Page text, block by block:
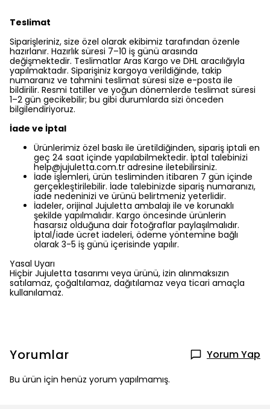
Teslimat
Siparişleriniz, size özel olarak ekibimiz tarafından özenle
hazırlanır. Hazırlık süresi 7–10 iş günü arasında
değişmektedir. Teslimatlar Aras Kargo ve DHL aracılığıyla
yapılmaktadır. Siparişiniz kargoya verildiğinde, takip
numaranız ve tahmini teslimat süresi size e-posta ile
bildirilir. Resmi tatiller ve yoğun dönemlerde teslimat süresi
1–2 gün gecikebilir; bu gibi durumlarda sizi önceden
bilgilendiriyoruz.
İade ve İptal
Ürünlerimiz özel baskı ile üretildiğinden, sipariş iptali en
geç 24 saat içinde yapılabilmektedir. İptal talebinizi
help@jujuletta.com.tr adresine iletebilirsiniz.
İade işlemleri, ürün tesliminden itibaren 7 gün içinde
gerçekleştirilebilir. İade talebinizde sipariş numaranızı,
iade nedeninizi ve ürünü belirtmeniz yeterlidir.
İadeler, orijinal Jujuletta ambalajı ile ve korunaklı
şekilde yapılmalıdır. Kargo öncesinde ürünlerin
hasarsız olduğuna dair fotoğraflar paylaşılmalıdır.
İptal/iade ücret iadeleri, ödeme yöntemine bağlı
olarak 3-5 iş günü içerisinde yapılır.
Yasal Uyarı
Hiçbir Jujuletta tasarımı veya ürünü, izin alınmaksızın
satılamaz, çoğaltılamaz, dağıtılamaz veya ticari amaçla
kullanılamaz.
Yorumlar Yorum Yap
Bu ürün için henüz yorum yapılmamış.